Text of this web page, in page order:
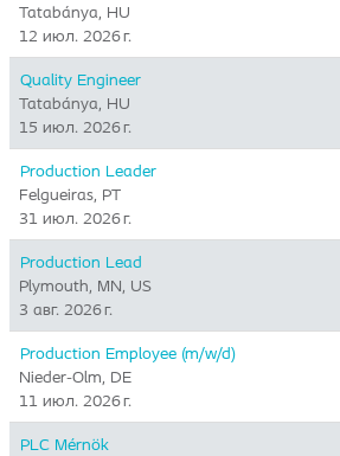
Tatabánya, HU
12 июл. 2026 г.
Quality Engineer
Tatabánya, HU
15 июл. 2026 г.
Production Leader
Felgueiras, PT
31 июл. 2026 г.
Production Lead
Plymouth, MN, US
3 авг. 2026 г.
Production Employee (m/w/d)
Nieder-Olm, DE
11 июл. 2026 г.
PLC Mérnök